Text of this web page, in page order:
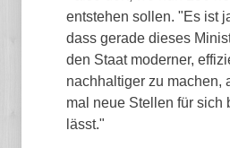
entstehen sollen. "Es ist
dass gerade dieses
den Staat moderner,
nachhaltiger zu machen,
mal neue Stellen für sich
lässt."